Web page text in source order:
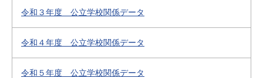
令和３年度 公立学校関係データ
令和４年度 公立学校関係データ
令和５年度 公立学校関係データ